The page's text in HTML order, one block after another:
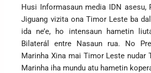
Husi Informasaun media IDN asesu,
Jiguang vizita ona Timor Leste ba
ida ne’e, ho intensaun hametin
Bilaterál entre Nasaun rua. No
Marinha Xina mai Timor Leste nudar
Marinha iha mundu atu hametin